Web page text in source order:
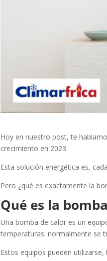
Hoy en nuestro post, te
crecimiento en 2023.
Esta solución energética es,
Pero ¿qué es exactamente la
Qué es la
Una bomba de calor es un
temperaturas: normalmente se
Estos equipos pueden